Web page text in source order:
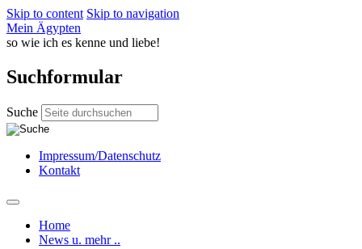
Skip to content Skip to navigation
Mein Ägypten
so wie ich es kenne und liebe!
Suchformular
Suche
Impressum/Datenschutz
Kontakt
Home
News u. mehr ..